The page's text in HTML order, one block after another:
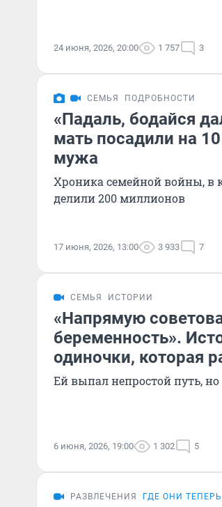
24 июня, 2026, 20:00 1 757 3
СЕМЬЯ ПОДРОБНОСТИ
«Падаль, бодайся
мать посадили на
мужа
Хроника семейной войны, в
делили 200 миллионов
17 июня, 2026, 13:00 3 933 7
СЕМЬЯ ИСТОРИИ
«Напрямую
беременность».
одиночки, которая
Ей выпал непростой путь, но
6 июня, 2026, 19:00 1 302 5
РАЗВЛЕЧЕНИЯ ГДЕ ОНИ ТЕПЕРЬ